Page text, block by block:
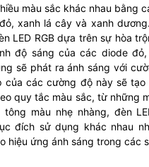
màu sắc khác nhau bằng
xanh lá cây và xanh
LED RGB dựa trên sự hòa
độ sáng của các diode
sẽ phát ra ánh sáng với
của các cường độ này sẽ tạo
quy tắc màu sắc, từ những
màu nhẹ nhàng, đèn
đích sử dụng khác nhau
hiệu ứng ánh sáng trong các